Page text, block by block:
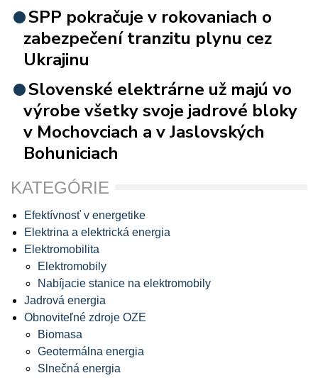
SPP pokračuje v rokovaniach o
zabezpečení tranzitu plynu cez
Ukrajinu
Slovenské elektrárne už majú vo
výrobe všetky svoje jadrové bloky
v Mochovciach a v Jaslovských
Bohuniciach
KATEGÓRIE
Efektívnosť v energetike
Elektrina a elektrická energia
Elektromobilita
Elektromobily
Nabíjacie stanice na elektromobily
Jadrová energia
Obnoviteľné zdroje OZE
Biomasa
Geotermálna energia
Slnečná energia